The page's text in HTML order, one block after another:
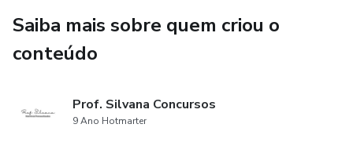
Cansado de adiar seu sonho de conquistar a vaga dos
sonhos no concurso público? Chega de perder tempo com
para Concursos é a sua chave para o sucesso!
Saiba mais sobre quem criou o
conteúdo
Prof. Silvana Concursos
9 Ano Hotmarter